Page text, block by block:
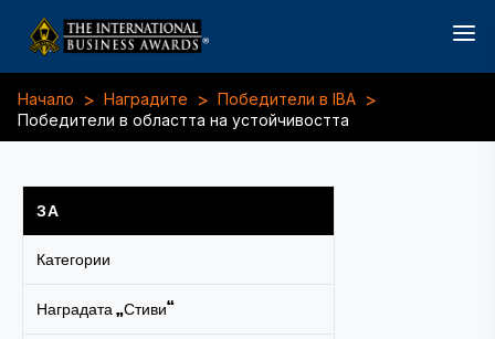
Начало > Наградите > Победители в IBA >
Победители в областта на устойчивостта
ЗА
Категории
Наградата „Стиви“